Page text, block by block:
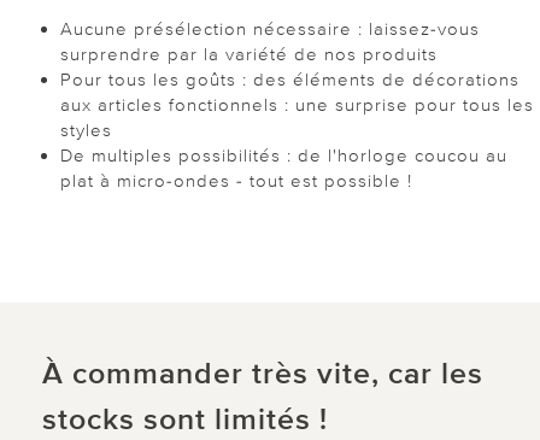
Aucune présélection nécessaire : laissez-vous
surprendre par la variété de nos produits
Pour tous les goûts : des éléments de décorations
aux articles fonctionnels : une surprise pour tous les
styles
De multiples possibilités : de l'horloge coucou au
plat à micro-ondes - tout est possible !
À commander très vite, car les
stocks sont limités !